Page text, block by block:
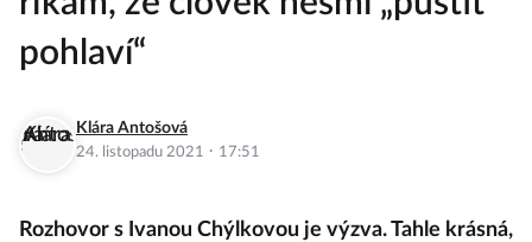
pohlaví“
Klára Antošová
24. listopadu 2021 · 17:51
Rozhovor s Ivanou Chýlkovou je výzva. Tahle krásná,